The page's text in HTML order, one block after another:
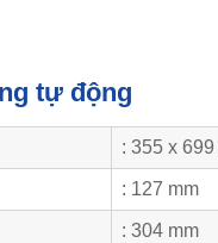
tự động
: 355 x 699
: 127 mm
: 304 mm